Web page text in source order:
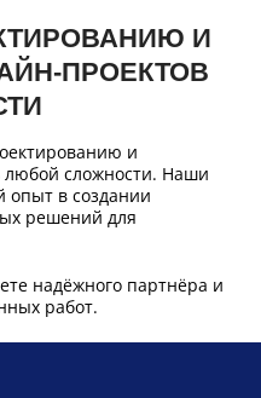
И
ПРОЕКТОВ
и
любой сложности. Наши
в создании
решений для
надёжного партнёра и
работ.